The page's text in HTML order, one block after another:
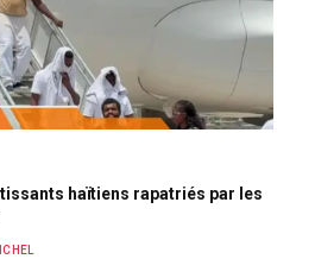
haïtiens rapatriés par les